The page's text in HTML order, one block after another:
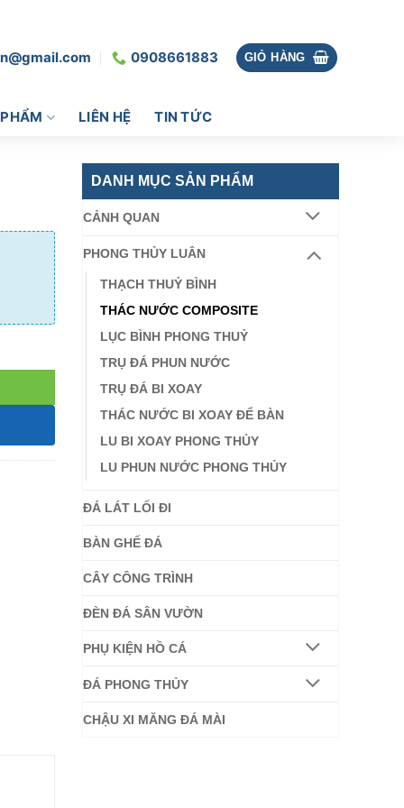
0908661883 GIỎ HÀNG
LIÊN HỆ TIN TỨC
DANH MỤC SẢN PHẨM
CẢNH QUAN
PHONG THỦY LUÂN
THẠCH THUỶ BÌNH
THÁC NƯỚC COMPOSITE
LỤC BÌNH PHONG THUỶ
TRỤ ĐÁ PHUN NƯỚC
TRỤ ĐÁ BI XOAY
THÁC NƯỚC BI XOAY ĐỂ BÀN
LU BI XOAY PHONG THỦY
LU PHUN NƯỚC PHONG THỦY
ĐÁ LÁT LỐI ĐI
BÀN GHẾ ĐÁ
CÂY CÔNG TRÌNH
ĐÈN ĐÁ SÂN VƯỜN
PHỤ KIỆN HỒ CÁ
ĐÁ PHONG THỦY
CHẬU XI MĂNG ĐÁ MÀI